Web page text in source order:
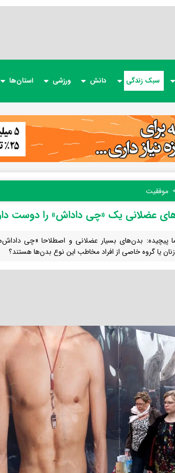
سبک زندگی دانش ورزشی استان‌ها
موفقیت
عضلانی یک «چی داداش» را دوست
پیچیده: بدن‌های بسیار عضلانی و اصطلاحا «چی
یا گروه خاصی از افراد مخاطب این نوع بدن‌ها هستند؟